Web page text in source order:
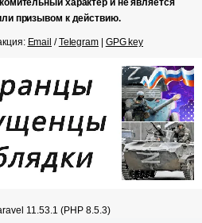
характер и не является
призывом к действию.
Email /Telegram| GPG key
11.53.1 (PHP 8.5.3)